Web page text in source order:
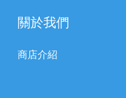
關於我們
商店介紹